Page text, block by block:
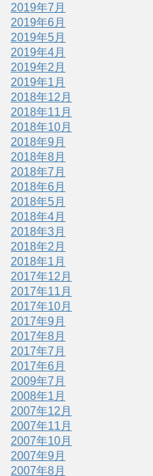
2019年7月
2019年6月
2019年5月
2019年4月
2019年2月
2019年1月
2018年12月
2018年11月
2018年10月
2018年9月
2018年8月
2018年7月
2018年6月
2018年5月
2018年4月
2018年3月
2018年2月
2018年1月
2017年12月
2017年11月
2017年10月
2017年9月
2017年8月
2017年7月
2017年6月
2009年7月
2008年1月
2007年12月
2007年11月
2007年10月
2007年9月
2007年8月